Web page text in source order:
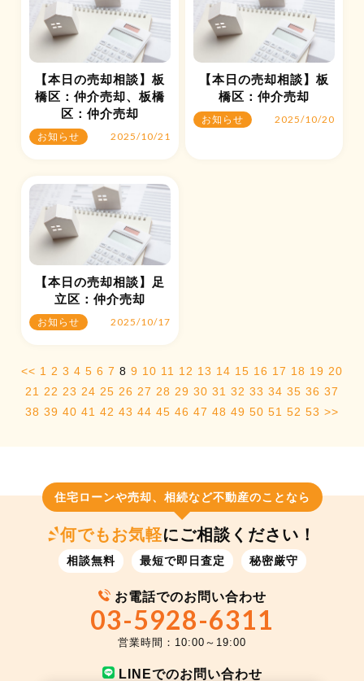
【本日の売却相談】板
橋区：仲介売却、板橋
区：仲介売却
お知らせ 2025/10/21
【本日の売却相談】板
橋区：仲介売却
お知らせ 2025/10/20
【本日の売却相談】足
立区：仲介売却
お知らせ 2025/10/17
<< 1 2 3 4 5 6 7 8 9 10 11 12 13 14 15 16 17 18 19 20
21
22 23 24 25 26 27 28 29 30 31 32 33 34 35 36 37
38 39 40 41 42 43 44 45 46 47 48 49 50 51 52 53 >>
住宅ローンや売却、相続など不動産のことなら
何でもお気軽にご相談ください！
相談無料 最短で即日査定 秘密厳守
お電話でのお問い合わせ
03-5928-6311
営業時間：10:00～19:00
LINEでのお問い合わせ